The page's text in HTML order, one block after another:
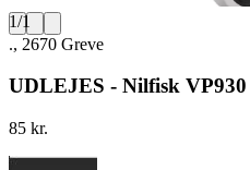
1/1
., 2670 Greve
UDLEJES - Nilfisk
85 kr.